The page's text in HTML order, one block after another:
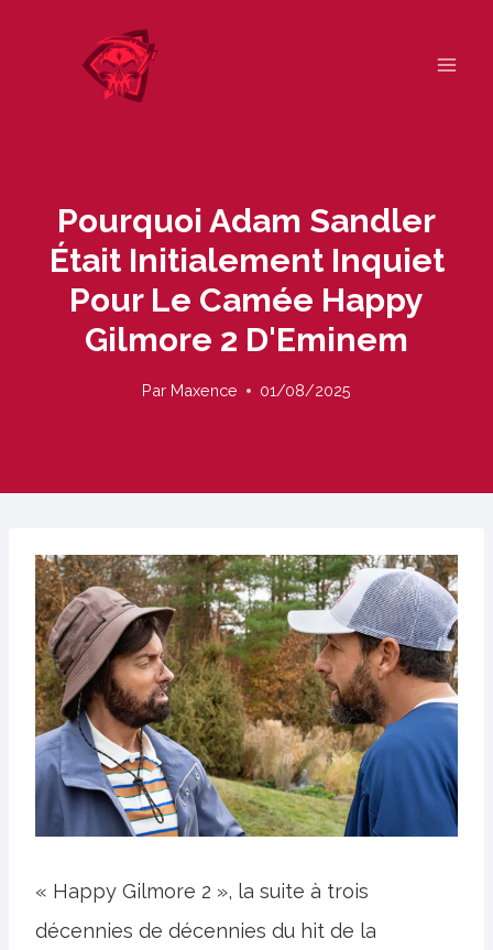
Pourquoi Adam Sandler
Était Initialement Inquiet
Pour Le Camée Happy
Gilmore 2 D'Eminem
Par Maxence 01/08/2025
« Happy Gilmore 2 », la suite à trois
décennies de décennies du hit de la